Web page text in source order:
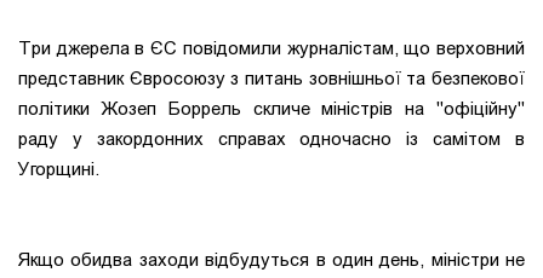
Три джерела в ЄС повідомили журналістам, що верховний
представник Євросоюзу з питань зовнішньої та безпекової
політики Жозеп Боррель скличе міністрів на "офіційну"
раду у закордонних справах одночасно із самітом в
Угорщині.
Якщо обидва заходи відбудуться в один день, міністри не